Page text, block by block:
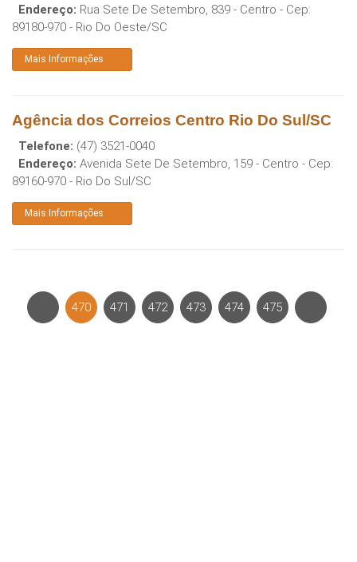
Endereço: Rua Sete De Setembro, 839 - Centro - Cep:
89180-970 - Rio Do Oeste/SC
Mais Informações
Agência dos Correios Centro Rio Do Sul/SC
Telefone: (47) 3521-0040
Endereço: Avenida Sete De Setembro, 159 - Centro - Cep:
89160-970 - Rio Do Sul/SC
Mais Informações
470 471 472 473 474 475